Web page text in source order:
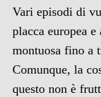
Vari episodi di
placca europea
montuosa fino a
Comunque, la
questo non è